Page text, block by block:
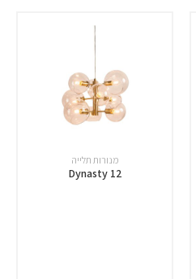
מנורות תלייה
Dynasty 12